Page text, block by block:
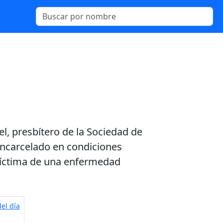
presbítero de la Sociedad de
en condiciones
de una enfermedad
día